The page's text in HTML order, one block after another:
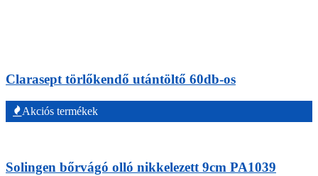
Clarasept törlőkendő utántöltő 60db-os
Akciós termékek
Solingen bőrvágó olló nikkelezett 9cm PA1039